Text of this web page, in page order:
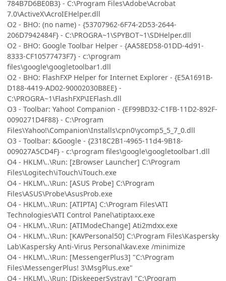
784B7D6BE0B3} - C:\Program Files\Adobe\Acrobat
7.0\ActiveX\AcroIEHelper.dll
O2 - BHO: (no name) - {53707962-6F74-2D53-2644-
206D7942484F} - C:\PROGRA~1\SPYBOT~1\SDHelper.dll
O2 - BHO: Google Toolbar Helper - {AA58ED58-01DD-4d91-
8333-CF10577473F7} - c:\program
files\google\googletoolbar1.dll
O2 - BHO: FlashFXP Helper for Internet Explorer - {E5A1691B-
D188-4419-AD02-90002030B8EE} -
C:\PROGRA~1\FlashFXP\IEFlash.dll
O3 - Toolbar: Yahoo! Companion - {EF99BD32-C1FB-11D2-892F-
0090271D4F88} - C:\Program
Files\Yahoo!\Companion\Installs\cpn0\ycomp5_5_7_0.dll
O3 - Toolbar: &Google - {2318C2B1-4965-11d4-9B18-
009027A5CD4F} - c:\program files\google\googletoolbar1.dll
O4 - HKLM\..\Run: [zBrowser Launcher] C:\Program
Files\Logitech\iTouch\iTouch.exe
O4 - HKLM\..\Run: [ASUS Probe] C:\Program
Files\ASUS\Probe\AsusProb.exe
O4 - HKLM\..\Run: [ATIPTA] C:\Program Files\ATI
Technologies\ATI Control Panel\atiptaxx.exe
O4 - HKLM\..\Run: [ATIModeChange] Ati2mdxx.exe
O4 - HKLM\..\Run: [KAVPersonal50] C:\Program Files\Kaspersky
Lab\Kaspersky Anti-Virus Personal\kav.exe /minimize
O4 - HKLM\..\Run: [MessengerPlus3] "C:\Program
Files\MessengerPlus! 3\MsgPlus.exe"
O4 - HKLM\..\Run: [DiskeeperSystray] "C:\Program